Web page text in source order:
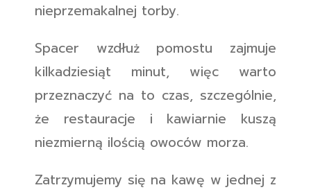
nieprzemakalnej torby.
Spacer wzdłuż pomostu zajmuje
kilkadziesiąt minut, więc warto
przeznaczyć na to czas, szczególnie,
że restauracje i kawiarnie kuszą
niezmierną ilością owoców morza.
Zatrzymujemy się na kawę w jednej z